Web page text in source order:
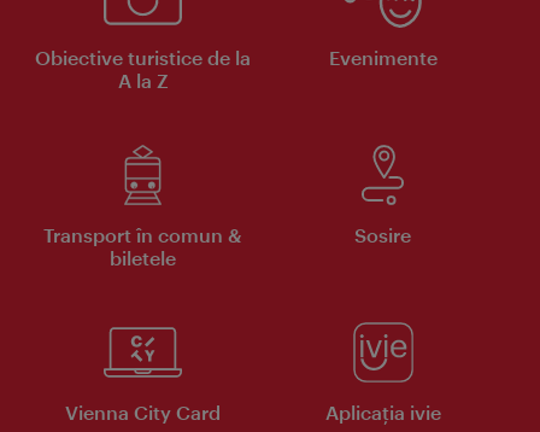
Obiective turistice de la
A la Z
Evenimente
Transport în comun &
biletele
Sosire
Vienna City Card Aplicaţia ivie